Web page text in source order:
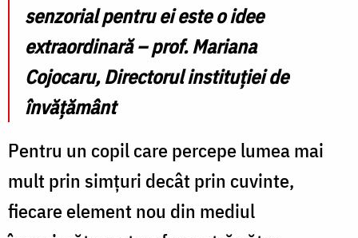
senzorial pentru ei este o idee
extraordinară–prof. Mariana
Cojocaru, Directorul instituției de
învățământ
Pentru un copil care percepe lumea mai
mult prin simțuri decât prin cuvinte,
fiecare element nou din mediul